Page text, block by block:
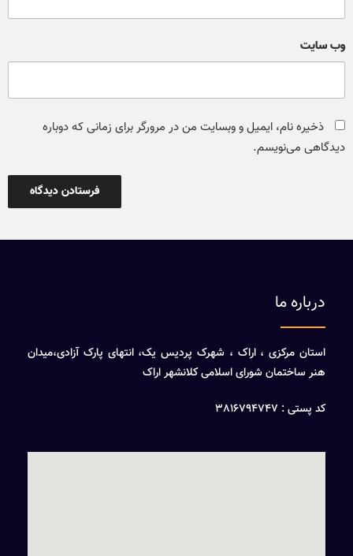
وب‌ سایت
ذخیره نام، ایمیل و وبسایت من در مرورگر برای زمانی که دوباره
دیدگاهی می‌نویسم.
درباره ما
استان مرکزی ، اراک ، شهرک پردیس یک، انتهای پارک آزادی،میدان
هنر ساختمان شورای اسلامی کلانشهر اراک
کد پستی : 3816794747